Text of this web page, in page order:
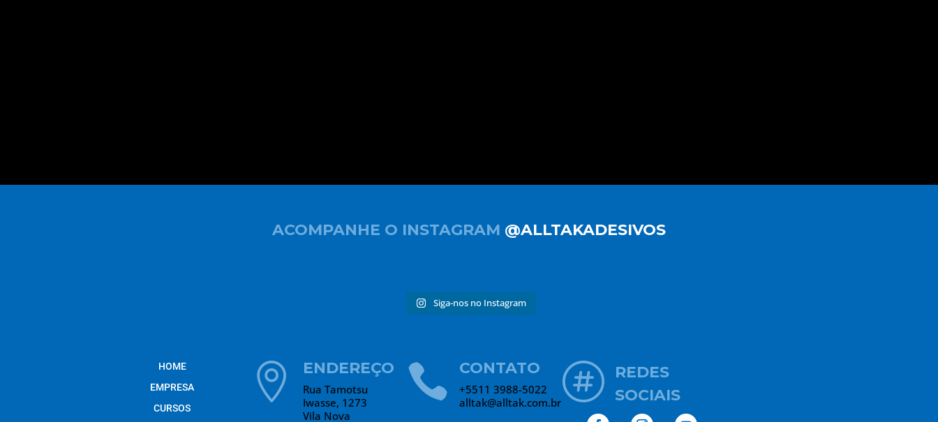
ACOMPANHE O INSTAGRAM @ALLTAKADESIVOS
Siga-nos no Instagram
HOME
EMPRESA
CURSOS
 ENDEREÇO
Rua Tamotsu
Iwasse, 1273
Vila Nova
 CONTATO
+5511 3988-5022
alltak@alltak.com.br
REDES
SOCIAIS